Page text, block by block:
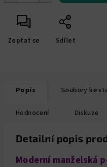
Zeptat se Sdílet
Popis Soubory ke
Hodnocení Diskuze
Detailní popis
Moderní manželská